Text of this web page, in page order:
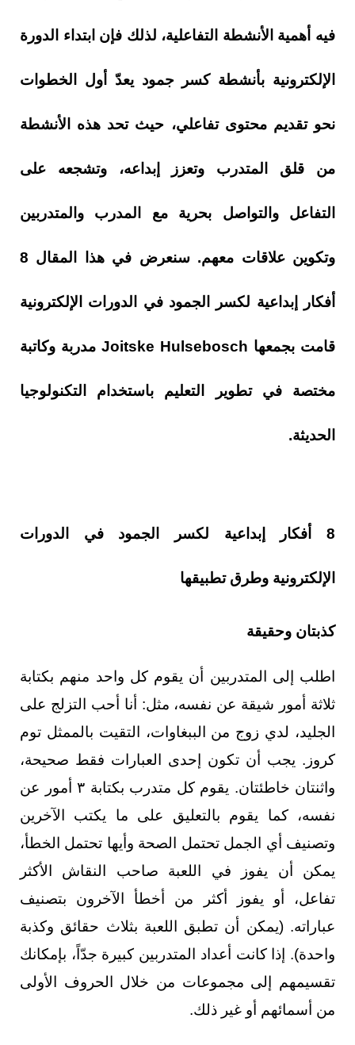
فيه أهمية الأنشطة التفاعلية، لذلك فإن ابتداء الدورة
الإلكترونية بأنشطة كسر جمود يعدّ أول الخطوات
نحو تقديم محتوى تفاعلي، حيث تحد هذه الأنشطة
من قلق المتدرب وتعزز إبداعه، وتشجعه على
التفاعل والتواصل بحرية مع المدرب والمتدربين
وتكوين علاقات معهم. سنعرض في هذا المقال 8
أفكار إبداعية لكسر الجمود في الدورات الإلكترونية
قامت بجمعها Joitske Hulsebosch مدربة وكاتبة
مختصة في تطوير التعليم باستخدام التكنولوجيا
الحديثة.
8 أفكار إبداعية لكسر الجمود في الدورات
الإلكترونية وطرق تطبيقها
كذبتان وحقيقة
اطلب إلى المتدربين أن يقوم كل واحد منهم بكتابة
ثلاثة أمور شيقة عن نفسه، مثل: أنا أحب التزلج على
الجليد، لدي زوج من الببغاوات، التقيت بالممثل توم
كروز. يجب أن تكون إحدى العبارات فقط صحيحة،
واثنتان خاطئتان. يقوم كل متدرب بكتابة ٣ أمور عن
نفسه، كما يقوم بالتعليق على ما يكتب الآخرين
وتصنيف أي الجمل تحتمل الصحة وأيها تحتمل الخطأ،
يمكن أن يفوز في اللعبة صاحب النقاش الأكثر
تفاعل، أو يفوز أكثر من أخطأ الآخرون بتصنيف
عباراته. (يمكن أن تطبق اللعبة بثلاث حقائق وكذبة
واحدة). إذا كانت أعداد المتدربين كبيرة جدّاً، بإمكانك
تقسيمهم إلى مجموعات من خلال الحروف الأولى
من أسمائهم أو غير ذلك.